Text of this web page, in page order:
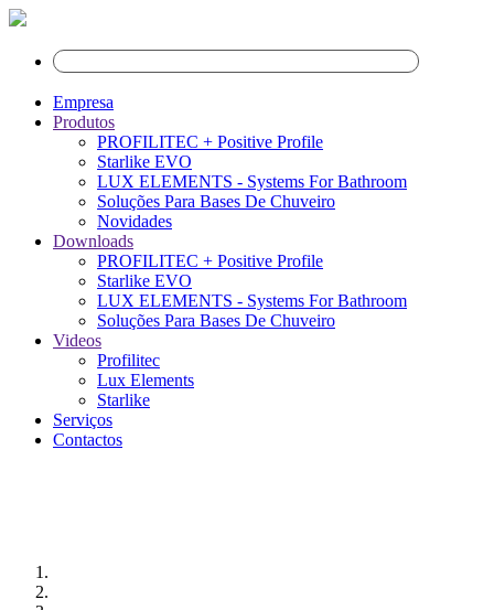
Empresa
Produtos
PROFILITEC + Positive Profile
Starlike EVO
LUX ELEMENTS - Systems For Bathroom
Soluções Para Bases De Chuveiro
Novidades
Downloads
PROFILITEC + Positive Profile
Starlike EVO
LUX ELEMENTS - Systems For Bathroom
Soluções Para Bases De Chuveiro
Videos
Profilitec
Lux Elements
Starlike
Serviços
Contactos